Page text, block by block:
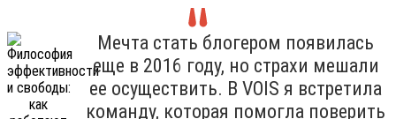
Мечта стать блогером появилась
еще в 2016 году, но страхи мешали
ее осуществить. В VOIS я встретила
команду, которая помогла поверить